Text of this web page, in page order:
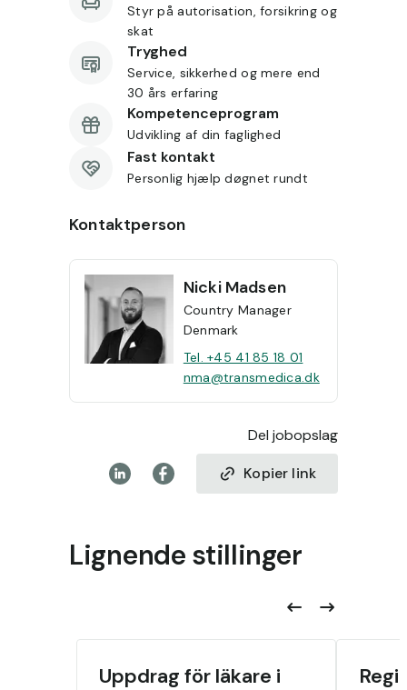
Styr på autorisation, forsikring og
skat
Tryghed
Service, sikkerhed og mere end
30 års erfaring
Kompetenceprogram
Udvikling af din faglighed
Fast kontakt
Personlig hjælp døgnet rundt
Kontaktperson
Nicki Madsen
Country Manager
Denmark
Tel. +45 41 85 18 01
nma@transmedica.dk
Del jobopslag
Kopier link
Lignende stillinger
Uppdrag för läkare i